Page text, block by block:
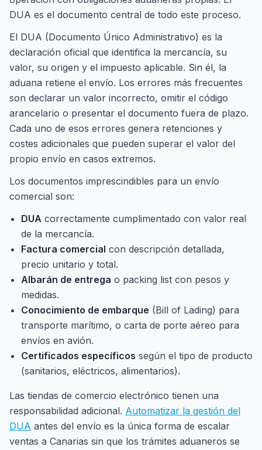
DUA es el documento central de todo este proceso.
El DUA (Documento Único Administrativo) es la
declaración oficial que identifica la mercancía, su
valor, su origen y el impuesto aplicable. Sin él, la
aduana retiene el envío. Los errores más frecuentes
son declarar un valor incorrecto, omitir el código
arancelario o presentar el documento fuera de plazo.
Cada uno de esos errores genera retenciones y
costes adicionales que pueden superar el valor del
propio envío en casos extremos.
Los documentos imprescindibles para un envío
comercial son:
DUA correctamente cumplimentado con valor real
de la mercancía.
Factura comercial con descripción detallada,
precio unitario y total.
Albarán de entrega o packing list con pesos y
medidas.
Conocimiento de embarque (Bill of Lading) para
transporte marítimo, o carta de porte aéreo para
envíos en avión.
Certificados específicos según el tipo de producto
(sanitarios, eléctricos, alimentarios).
Las tiendas de comercio electrónico tienen una
responsabilidad adicional. Automatizar la gestión del
DUA antes del envío es la única forma de escalar
ventas a Canarias sin que los trámites aduaneros se